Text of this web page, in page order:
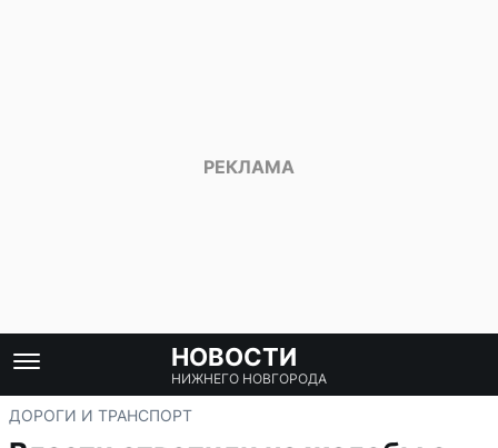
НОВОСТИ
НИЖНЕГО НОВГОРОДА
ДОРОГИ И ТРАНСПОРТ